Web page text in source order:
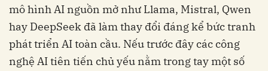
mô hình AI nguồn mở như Llama, Mistral, Qwen
hay DeepSeek đã làm thay đổi đáng kể bức tranh
phát triển AI toàn cầu. Nếu trước đây các công
nghệ AI tiên tiến chủ yếu nằm trong tay một số